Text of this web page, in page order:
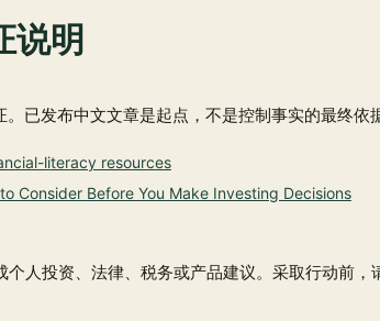
说明
。已发布中文文章是起点，不是控制事实的最终依
literacy resources
Consider Before You Make Investing Decisions
人投资、法律、税务或产品建议。采取行动前，